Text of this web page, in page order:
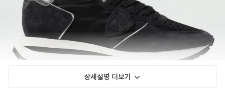
상세설명 더보기